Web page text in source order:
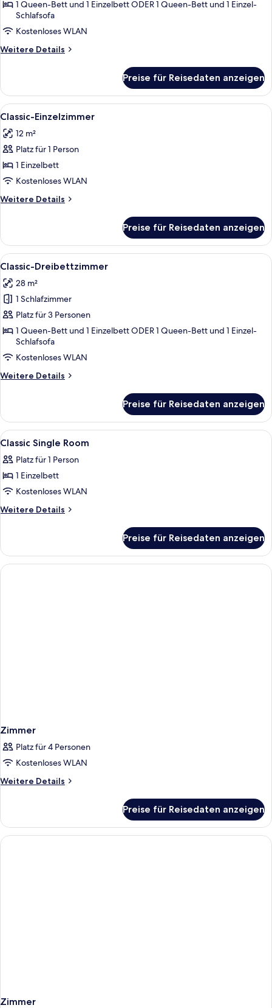
1 Queen-Bett und 1 Einzelbett ODER 1 Queen-Bett und 1 Einzel-
Schlafsofa
Kostenloses WLAN
Weitere Details
Weitere
Dreibettzimmer
Preise für Reisedaten anzeigen
Alle
Fotos
für
Classic-
Einzelzimmer
anzeigen
Ein Hotelzimmer mit einem Bett,
4
Classic-Einzelzimmer
12 m²
Platz für 1 Person
1 Einzelbett
Kostenloses WLAN
Weitere Details
Weitere
Einzelzimmer
Preise für Reisedaten anzeigen
Alle
Fotos
für
Classic-
Dreibettzimmer
anzeigen
Ein Hotelzimmer mit Schreibtisch,
4
Classic-Dreibettzimmer
28 m²
1 Schlafzimmer
Platz für 3 Personen
1 Queen-Bett und 1 Einzelbett ODER 1 Queen-Bett und 1 Einzel-
Schlafsofa
Kostenloses WLAN
Weitere Details
Weitere
Dreibettzimmer
Preise für Reisedaten anzeigen
Alle
Fotos
für
Classic
Single
Room
Ein Hotelzimmer mit Bett,
4
Classic Single Room
Platz für 1 Person
1 Einzelbett
Kostenloses WLAN
Weitere Details
Weitere
Single
Room
Preise für Reisedaten anzeigen
Zimmer
Platz für 4 Personen
Kostenloses WLAN
Weitere Details
Weitere
Preise für Reisedaten anzeigen
Zimmer